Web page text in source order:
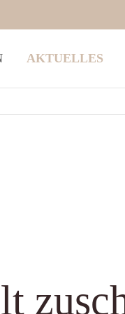
leider nicht.
AKTUELLES